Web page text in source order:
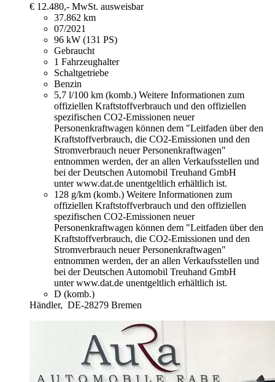
€ 12.480,- MwSt. ausweisbar
37.862 km
07/2021
96 kW (131 PS)
Gebraucht
1 Fahrzeughalter
Schaltgetriebe
Benzin
5,7 l/100 km (komb.) Weitere Informationen zum
offiziellen Kraftstoffverbrauch und den offiziellen
spezifischen CO2-Emissionen neuer
Personenkraftwagen können dem "Leitfaden über den
Kraftstoffverbrauch, die CO2-Emissionen und den
Stromverbrauch neuer Personenkraftwagen"
entnommen werden, der an allen Verkaufsstellen und
bei der Deutschen Automobil Treuhand GmbH
unter www.dat.de unentgeltlich erhältlich ist.
128 g/km (komb.) Weitere Informationen zum
offiziellen Kraftstoffverbrauch und den offiziellen
spezifischen CO2-Emissionen neuer
Personenkraftwagen können dem "Leitfaden über den
Kraftstoffverbrauch, die CO2-Emissionen und den
Stromverbrauch neuer Personenkraftwagen"
entnommen werden, der an allen Verkaufsstellen und
bei der Deutschen Automobil Treuhand GmbH
unter www.dat.de unentgeltlich erhältlich ist.
D (komb.)
Händler, DE-28279 Bremen